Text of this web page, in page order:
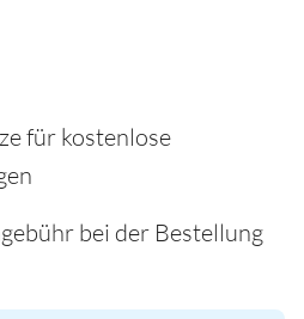
für kostenlose
bei der Bestellung